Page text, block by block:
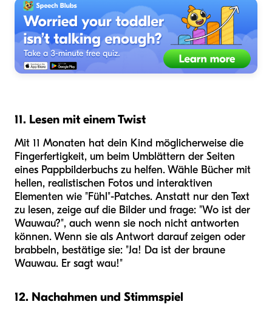
11. Lesen mit einem Twist
Mit 11 Monaten hat dein Kind möglicherweise die
Fingerfertigkeit, um beim Umblättern der Seiten
eines Pappbilderbuchs zu helfen. Wähle Bücher mit
hellen, realistischen Fotos und interaktiven
Elementen wie "Fühl"-Patches. Anstatt nur den Text
zu lesen, zeige auf die Bilder und frage: "Wo ist der
Wauwau?", auch wenn sie noch nicht antworten
können. Wenn sie als Antwort darauf zeigen oder
brabbeln, bestätige sie: "Ja! Da ist der braune
Wauwau. Er sagt wau!"
12. Nachahmen und Stimmspiel